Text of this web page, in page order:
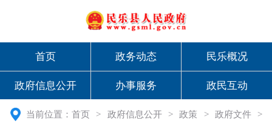
首页 政务动态 民乐概况
政府信息公开 办事服务 政民互动
当前位置：首页 > 政府信息公开 > 政策 > 政府文件 >